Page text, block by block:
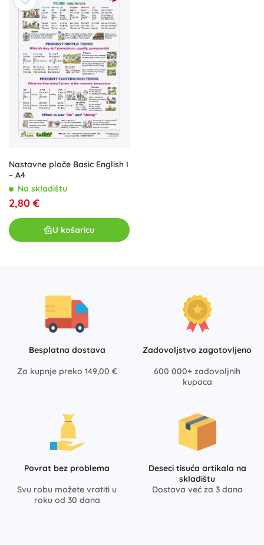
Nastavne ploče Basic English I
– A4
Na skladištu
2,80 €
U košaricu
Besplatna dostava
Za kupnje preko 149,00 €
Zadovoljstvo zagotovljeno
600 000+ zadovoljnih
kupaca
Povrat bez problema
Svu robu možete vratiti u
roku od 30 dana
Deseci tisuća artikala na
skladištu
Dostava već za 3 dana